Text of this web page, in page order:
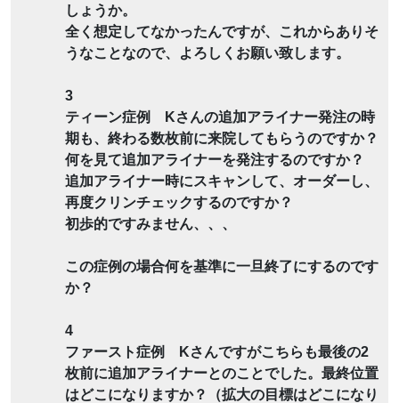
しょうか。
全く想定してなかったんですが、これからありそ
うなことなので、よろしくお願い致します。
3
ティーン症例 Kさんの追加アライナー発注の時
期も、終わる数枚前に来院してもらうのですか？
何を見て追加アライナーを発注するのですか？
追加アライナー時にスキャンして、オーダーし、
再度クリンチェックするのですか？
初歩的ですみません、、、
この症例の場合何を基準に一旦終了にするのです
か？
4
ファースト症例 Kさんですがこちらも最後の2
枚前に追加アライナーとのことでした。最終位置
はどこになりますか？（拡大の目標はどこになり